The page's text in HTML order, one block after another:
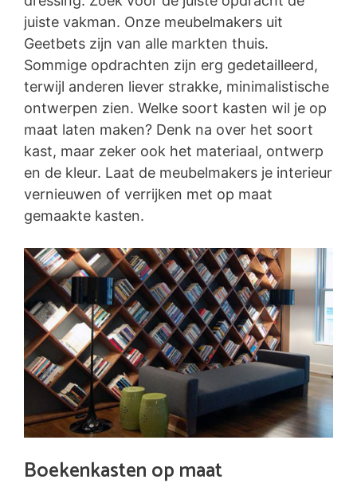
juiste vakman. Onze meubelmakers uit
Geetbets zijn van alle markten thuis.
Sommige opdrachten zijn erg gedetailleerd,
terwijl anderen liever strakke, minimalistische
ontwerpen zien. Welke soort kasten wil je op
maat laten maken? Denk na over het soort
kast, maar zeker ook het materiaal, ontwerp
en de kleur. Laat de meubelmakers je interieur
vernieuwen of verrijken met op maat
gemaakte kasten.
Boekenkasten op maat